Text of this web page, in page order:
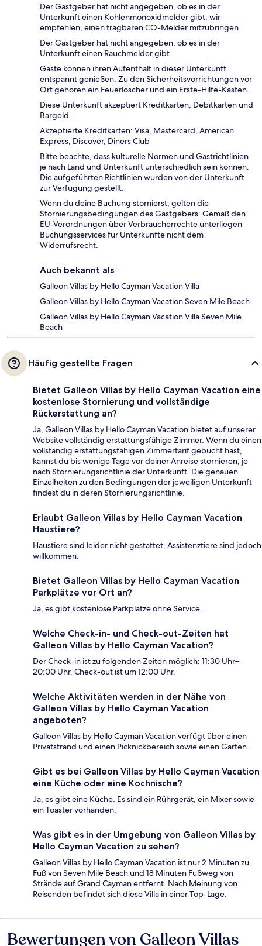
Der Gastgeber hat nicht angegeben, ob es in der
Unterkunft einen Kohlenmonoxidmelder gibt; wir
empfehlen, einen tragbaren CO-Melder mitzubringen.
Der Gastgeber hat nicht angegeben, ob es in der
Unterkunft einen Rauchmelder gibt.
Gäste können ihren Aufenthalt in dieser Unterkunft
entspannt genießen: Zu den Sicherheitsvorrichtungen vor
Ort gehören ein Feuerlöscher und ein Erste-Hilfe-Kasten.
Diese Unterkunft akzeptiert Kreditkarten, Debitkarten und
Bargeld.
Akzeptierte Kreditkarten: Visa, Mastercard, American
Express, Discover, Diners Club
Bitte beachte, dass kulturelle Normen und Gastrichtlinien
je nach Land und Unterkunft unterschiedlich sein können.
Die aufgeführten Richtlinien wurden von der Unterkunft
zur Verfügung gestellt.
Wenn du deine Buchung stornierst, gelten die
Stornierungsbedingungen des Gastgebers. Gemäß den
EU-Verordnungen über Verbraucherrechte unterliegen
Buchungsservices für Unterkünfte nicht dem
Widerrufsrecht.
Auch bekannt als
Galleon Villas by Hello Cayman Vacation Villa
Galleon Villas by Hello Cayman Vacation Seven Mile Beach
Galleon Villas by Hello Cayman Vacation Villa Seven Mile
Beach
Häufig gestellte Fragen
Bietet Galleon Villas by Hello Cayman Vacation eine
kostenlose Stornierung und vollständige
Rückerstattung an?
Ja, Galleon Villas by Hello Cayman Vacation bietet auf unserer
Website vollständig erstattungsfähige Zimmer. Wenn du einen
vollständig erstattungsfähigen Zimmertarif gebucht hast,
kannst du bis wenige Tage vor deiner Anreise stornieren, je
nach Stornierungsrichtlinie der Unterkunft. Die genauen
Einzelheiten zu den Bedingungen der jeweiligen Unterkunft
findest du in deren Stornierungsrichtlinie.
Erlaubt Galleon Villas by Hello Cayman Vacation
Haustiere?
Haustiere sind leider nicht gestattet, Assistenztiere sind jedoch
willkommen.
Bietet Galleon Villas by Hello Cayman Vacation
Parkplätze vor Ort an?
Ja, es gibt kostenlose Parkplätze ohne Service.
Welche Check-in- und Check-out-Zeiten hat
Galleon Villas by Hello Cayman Vacation?
Der Check-in ist zu folgenden Zeiten möglich: 11:30 Uhr–
20:00 Uhr. Check-out ist um 12:00 Uhr.
Welche Aktivitäten werden in der Nähe von
Galleon Villas by Hello Cayman Vacation
angeboten?
Galleon Villas by Hello Cayman Vacation verfügt über einen
Privatstrand und einen Picknickbereich sowie einen Garten.
Gibt es bei Galleon Villas by Hello Cayman Vacation
eine Küche oder eine Kochnische?
Ja, es gibt eine Küche. Es sind ein Rührgerät, ein Mixer sowie
ein Toaster vorhanden.
Was gibt es in der Umgebung von Galleon Villas by
Hello Cayman Vacation zu sehen?
Galleon Villas by Hello Cayman Vacation ist nur 2 Minuten zu
Fuß von Seven Mile Beach und 18 Minuten Fußweg von
Strände auf Grand Cayman entfernt. Nach Meinung von
Reisenden befindet sich diese Villa in einer Top-Lage.
Bewertungen
Bewertungen von Galleon Villas